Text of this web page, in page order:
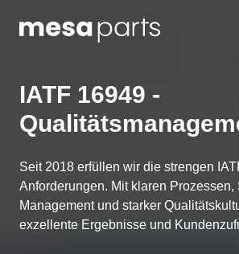
IATF 16949 -
Seit 2018 erfüllen wir die strengen
Anforderungen. Mit klaren Prozessen,
Management und starker
exzellente Ergebnisse und